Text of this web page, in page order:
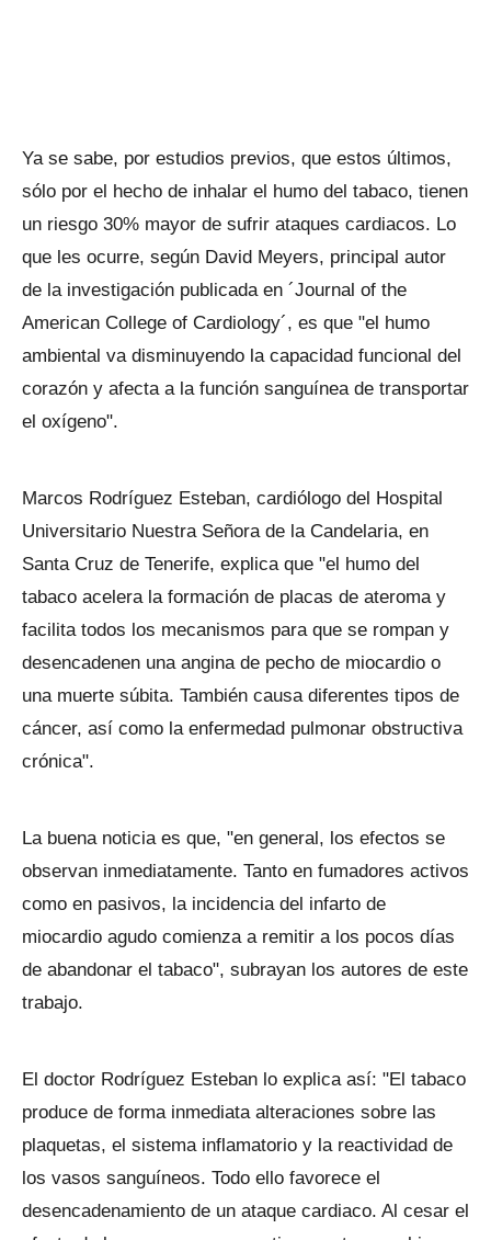
Ya se sabe, por estudios previos, que estos últimos,
sólo por el hecho de inhalar el humo del tabaco, tienen
un riesgo 30% mayor de sufrir ataques cardiacos. Lo
que les ocurre, según David Meyers, principal autor
de la investigación publicada en ´Journal of the
American College of Cardiology´, es que "el humo
ambiental va disminuyendo la capacidad funcional del
corazón y afecta a la función sanguínea de transportar
el oxígeno".
Marcos Rodríguez Esteban, cardiólogo del Hospital
Universitario Nuestra Señora de la Candelaria, en
Santa Cruz de Tenerife, explica que "el humo del
tabaco acelera la formación de placas de ateroma y
facilita todos los mecanismos para que se rompan y
desencadenen una angina de pecho de miocardio o
una muerte súbita. También causa diferentes tipos de
cáncer, así como la enfermedad pulmonar obstructiva
crónica".
La buena noticia es que, "en general, los efectos se
observan inmediatamente. Tanto en fumadores activos
como en pasivos, la incidencia del infarto de
miocardio agudo comienza a remitir a los pocos días
de abandonar el tabaco", subrayan los autores de este
trabajo.
El doctor Rodríguez Esteban lo explica así: "El tabaco
produce de forma inmediata alteraciones sobre las
plaquetas, el sistema inflamatorio y la reactividad de
los vasos sanguíneos. Todo ello favorece el
desencadenamiento de un ataque cardiaco. Al cesar el